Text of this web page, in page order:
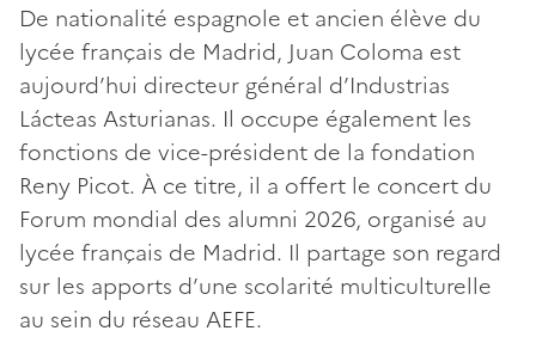
De nationalité espagnole et ancien élève du
lycée français de Madrid, Juan Coloma est
aujourd’hui directeur général d’Industrias
Lácteas Asturianas. Il occupe également les
fonctions de vice-président de la fondation
Reny Picot. À ce titre, il a offert le concert du
Forum mondial des alumni 2026, organisé au
lycée français de Madrid. Il partage son regard
sur les apports d’une scolarité multiculturelle
au sein du réseau AEFE.